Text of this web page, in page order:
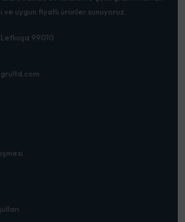
uygun fiyatlı ürünler sunuyoruz.
Lefkoşa 99010